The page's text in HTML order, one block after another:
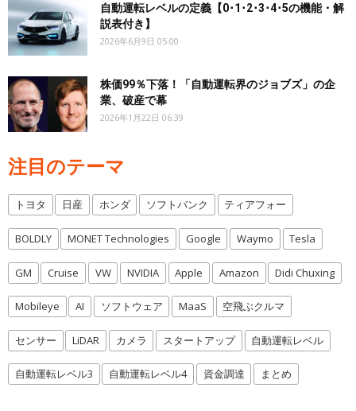
自動運転レベルの定義【0･1･2･3･4･5の機能・解
説表付き】
2026年6月9日 05:00
株価99％下落！「自動運転界のジョブズ」の企
業、破産で幕
2026年1月22日 06:39
注目のテーマ
トヨタ 日産 ホンダ ソフトバンク ティアフォー
BOLDLY MONET Technologies Google Waymo Tesla
GM Cruise VW NVIDIA Apple Amazon Didi Chuxing
Mobileye AI ソフトウェア MaaS 空飛ぶクルマ
センサー LiDAR カメラ スタートアップ 自動運転レベル
自動運転レベル3 自動運転レベル4 資金調達 まとめ